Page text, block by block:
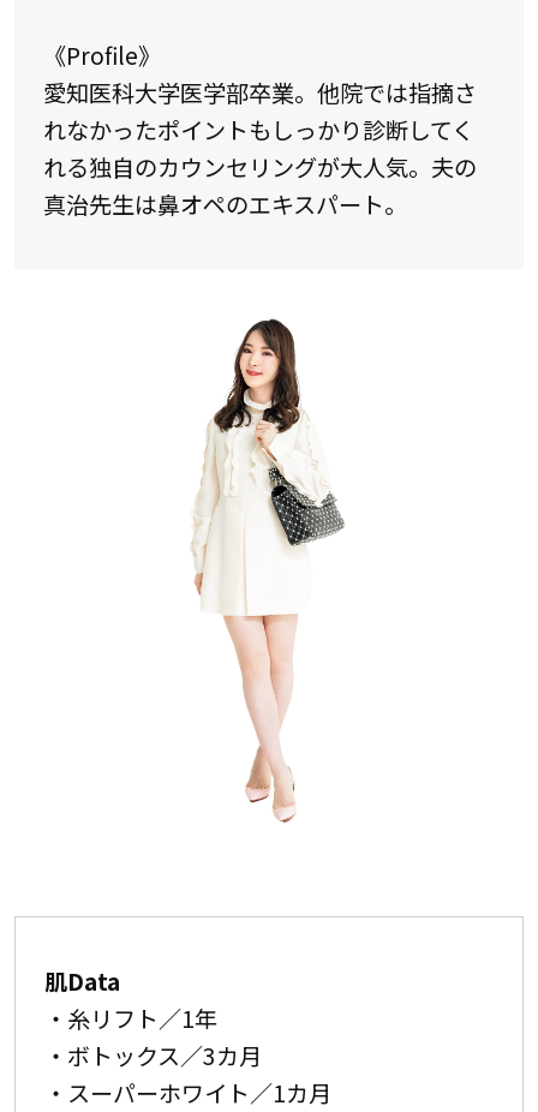
《Profile》
愛知医科大学医学部卒業。他院では指摘さ
れなかったポイントもしっかり診断してく
れる独自のカウンセリングが大人気。夫の
真治先生は鼻オペのエキスパート。
肌Data
・糸リフト／1年
・ボトックス／3カ月
・スーパーホワイト／1カ月